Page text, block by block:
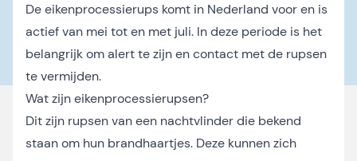
De eikenprocessierups komt in Nederland voor en is
actief van mei tot en met juli. In deze periode is het
belangrijk om alert te zijn en contact met de rupsen
te vermijden.
Wat zijn eikenprocessierupsen?
Dit zijn rupsen van een nachtvlinder die bekend
staan om hun brandhaartjes. Deze kunnen zich